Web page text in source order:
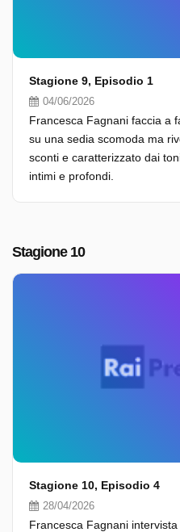
Stagione 9, Episodio 1
04/06/2026
Francesca Fagnani faccia a
su una sedia scomoda ma
sconti e caratterizzato dai
intimi e profondi.
Stagione 10
Stagione 10, Episodio 4
28/04/2026
Francesca Fagnani